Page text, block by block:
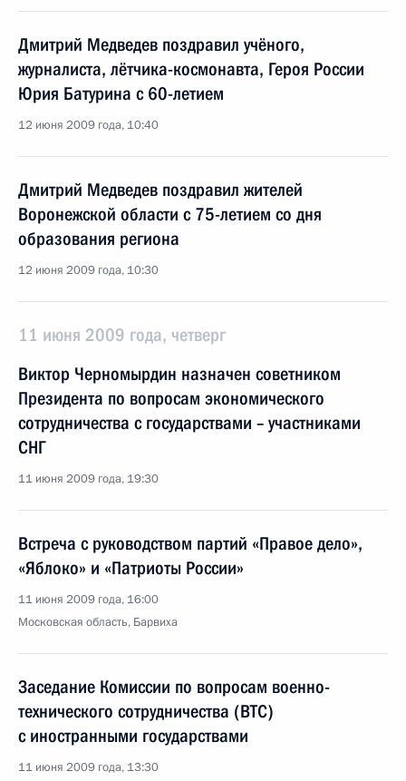
Дмитрий Медведев поздравил учёного,
журналиста, лётчика-космонавта, Героя России
Юрия Батурина с 60-летием
12 июня 2009 года, 10:40
Дмитрий Медведев поздравил жителей
Воронежской области с 75-летием со дня
образования региона
12 июня 2009 года, 10:30
11 июня 2009 года, четверг
Виктор Черномырдин назначен советником
Президента по вопросам экономического
сотрудничества с государствами – участниками
СНГ
11 июня 2009 года, 19:30
Встреча с руководством партий «Правое дело»,
«Яблоко» и «Патриоты России»
11 июня 2009 года, 16:00
Московская область, Барвиха
Заседание Комиссии по вопросам военно-
технического сотрудничества (ВТС)
с иностранными государствами
11 июня 2009 года, 13:30